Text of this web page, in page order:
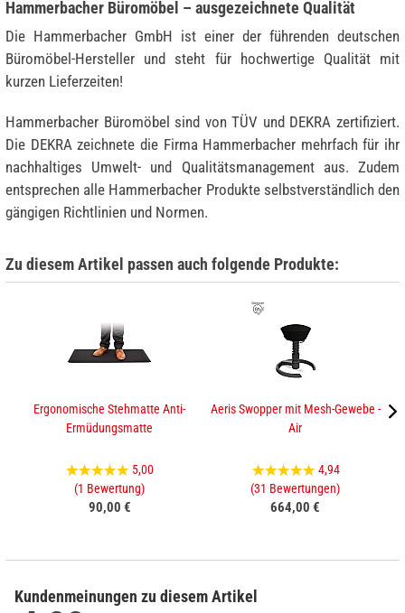
Hammerbacher Büromöbel – ausgezeichnete Qualität
Die Hammerbacher GmbH ist einer der führenden deutschen
Büromöbel-Hersteller und steht für hochwertige Qualität mit
kurzen Lieferzeiten!
Hammerbacher Büromöbel sind von TÜV und DEKRA zertifiziert.
Die DEKRA zeichnete die Firma Hammerbacher mehrfach für ihr
nachhaltiges Umwelt- und Qualitätsmanagement aus. Zudem
entsprechen alle Hammerbacher Produkte selbstverständlich den
gängigen Richtlinien und Normen.
Zu diesem Artikel passen auch folgende Produkte:
Ergonomische Stehmatte Anti-
Ermüdungsmatte
5,00
(1 Bewertung)
90,00 €
Aeris Swopper mit Mesh-Gewebe -
Air
4,94
(31 Bewertungen)
664,00 €
Kundenmeinungen zu diesem Artikel